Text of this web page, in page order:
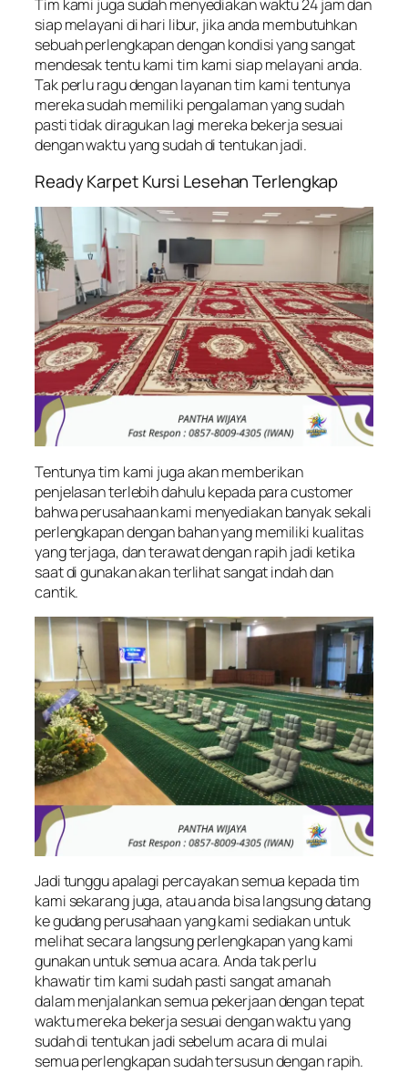
Tim kami juga sudah menyediakan waktu 24 jam dan
siap melayani di hari libur, jika anda membutuhkan
sebuah perlengkapan dengan kondisi yang sangat
mendesak tentu kami tim kami siap melayani anda.
Tak perlu ragu dengan layanan tim kami tentunya
mereka sudah memiliki pengalaman yang sudah
pasti tidak diragukan lagi mereka bekerja sesuai
dengan waktu yang sudah di tentukan jadi.
Ready Karpet Kursi Lesehan Terlengkap
Tentunya tim kami juga akan memberikan
penjelasan terlebih dahulu kepada para customer
bahwa perusahaan kami menyediakan banyak sekali
perlengkapan dengan bahan yang memiliki kualitas
yang terjaga, dan terawat dengan rapih jadi ketika
saat di gunakan akan terlihat sangat indah dan
cantik.
Jadi tunggu apalagi percayakan semua kepada tim
kami sekarang juga, atau anda bisa langsung datang
ke gudang perusahaan yang kami sediakan untuk
melihat secara langsung perlengkapan yang kami
gunakan untuk semua acara. Anda tak perlu
khawatir tim kami sudah pasti sangat amanah
dalam menjalankan semua pekerjaan dengan tepat
waktu mereka bekerja sesuai dengan waktu yang
sudah di tentukan jadi sebelum acara di mulai
semua perlengkapan sudah tersusun dengan rapih.